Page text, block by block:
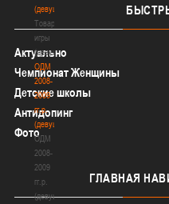
(девушки)
Товарищеские
игры
(девушки)
ОДМ
2008-
2009
гг.р.
(девушки)
ОДМ
2008-
2009
гг.р.
(девушки)
Актуально
Чемпионат Женщины
Детские школы
Антидопинг
Фото
ГЛАВНАЯ